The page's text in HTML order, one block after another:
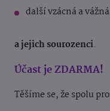
další vzácná a
a jejich sourozenci.
Účast je ZDARMA!
Těšíme se, že spolu